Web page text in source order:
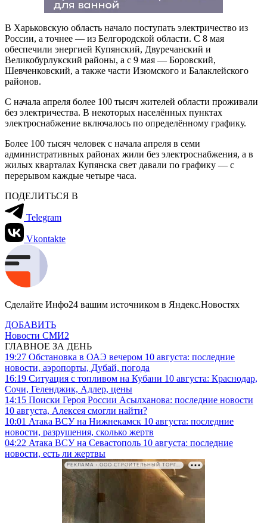
В Харьковскую область начало поступать электричество из
России, а точнее — из Белгородской области. С 8 мая
обеспечили энергией Купянский, Двуречанский и
Великобурлукский районы, а с 9 мая — Боровский,
Шевченковский, а также части Изюмского и Балаклейского
районов.
С начала апреля более 100 тысяч жителей области проживали
без электричества. В некоторых населённых пунктах
электроснабжение включалось по определённому графику.
Более 100 тысяч человек с начала апреля в семи
административных районах жили без электроснабжения, а в
жилых кварталах Купянска свет давали по графику — с
перерывом каждые четыре часа.
ПОДЕЛИТЬСЯ В
Telegram
Vkontakte
Сделайте Инфо24 вашим источником в Яндекс.Новостях
ДОБАВИТЬ
Новости СМИ2
ГЛАВНОЕ ЗА ДЕНЬ
19:27 Обстановка в ОАЭ вечером 10 августа: последние
новости, аэропорты, Дубай, погода
16:19 Ситуация с топливом на Кубани 10 августа: Краснодар,
Сочи, Геленджик, Адлер, цены
14:15 Поиски Героя России Асылханова: последние новости
10 августа, Алексея смогли найти?
10:01 Атака ВСУ на Нижнекамск 10 августа: последние
новости, разрушения, сколько жертв
04:22 Атака ВСУ на Севастополь 10 августа: последние
новости, есть ли жертвы
РЕКЛАМА • ООО СТРОИТЕЛЬНЫЙ ТОРГОВЫЙ ДОМ «ПЕТРОВИЧ». ИНН: 7802348846